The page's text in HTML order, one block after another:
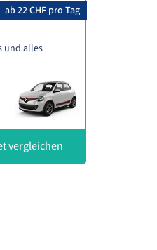
ab 22 CHF pro Tag
und alles
vergleichen